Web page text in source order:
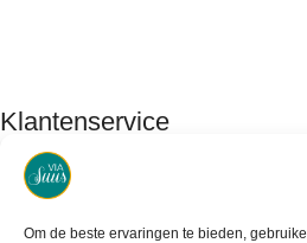
Om de beste ervaringen te bieden,
Klantenservice
Contact
Retourneren